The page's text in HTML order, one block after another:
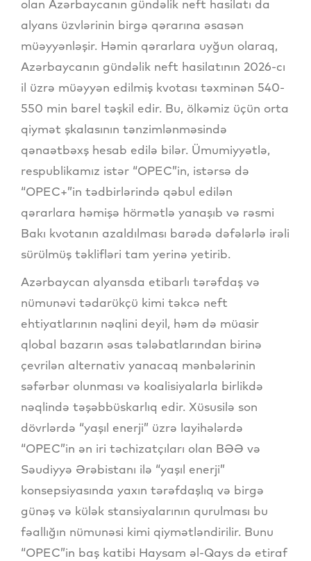
olan Azərbaycanın gündəlik neft hasilatı da
alyans üzvlərinin birgə qərarına əsasən
müəyyənləşir. Həmin qərarlara uyğun olaraq,
Azərbaycanın gündəlik neft hasilatının 2026-cı
il üzrə müəyyən edilmiş kvotası təxminən 540-
550 min barel təşkil edir. Bu, ölkəmiz üçün orta
qiymət şkalasının tənzimlənməsində
qənaətbəxş hesab edilə bilər. Ümumiyyətlə,
respublikamız istər “OPEC”in, istərsə də
“OPEC+”in tədbirlərində qəbul edilən
qərarlara həmişə hörmətlə yanaşıb və rəsmi
Bakı kvotanın azaldılması barədə dəfələrlə irəli
sürülmüş təklifləri tam yerinə yetirib.
Azərbaycan alyansda etibarlı tərəfdaş və
nümunəvi tədarükçü kimi təkcə neft
ehtiyatlarının nəqlini deyil, həm də müasir
qlobal bazarın əsas tələbatlarından birinə
çevrilən alternativ yanacaq mənbələrinin
səfərbər olunması və koalisiyalarla birlikdə
nəqlində təşəbbüskarlıq edir. Xüsusilə son
dövrlərdə “yaşıl enerji” üzrə layihələrdə
“OPEC”in ən iri təchizatçıları olan BƏƏ və
Səudiyyə Ərəbistanı ilə “yaşıl enerji”
konsepsiyasında yaxın tərəfdaşlıq və birgə
günəş və külək stansiyalarının qurulması bu
fəallığın nümunəsi kimi qiymətləndirilir. Bunu
“OPEC”in baş katibi Haysam əl-Qays də etiraf